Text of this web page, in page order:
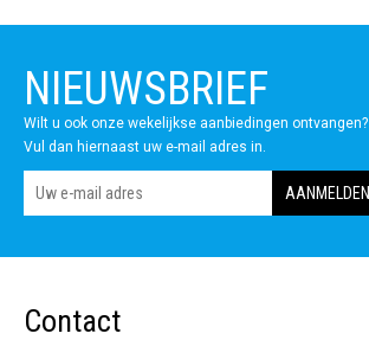
NIEUWSBRIEF
Wilt u ook onze wekelijkse aanbiedingen ontvangen?
Vul dan hiernaast uw e-mail adres in.
Contact